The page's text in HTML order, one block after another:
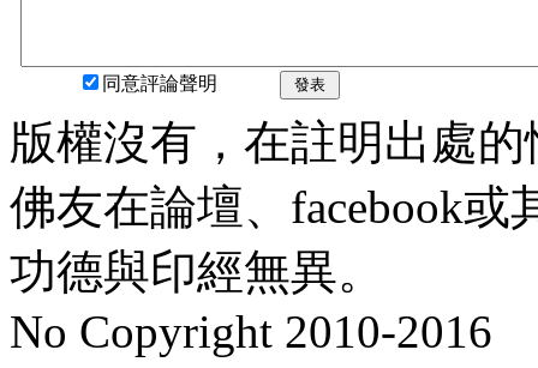
同意評論聲明 發表
版權沒有，在註明出處
佛友在論壇、facebook
功德與印經無異。
No Copyright 2010-2016